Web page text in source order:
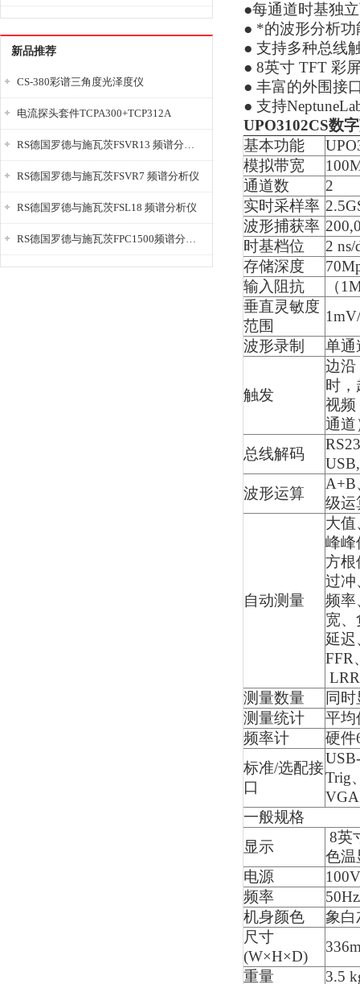
新品推荐
CS-380彩谱三角度光泽度仪
电流探头套件TCPA300+TCP312A
RS德国罗德与施瓦茨FSVR13 频谱分析仪
RS德国罗德与施瓦茨FSVR7 频谱分析仪
RS德国罗德与施瓦茨FSL18 频谱分析仪
RS德国罗德与施瓦茨FPC1500频谱分析仪
●每通道时基独
● *的波形分析功
● 支持多种总线
● 8英寸 TFT 彩
● 丰富的外围接
● 支持
UPO3102CS数
基本功能
模拟带宽
通道数
2
实时采样率
波形捕获率
时基档位
2
存储深度
输入阻抗
（
垂直灵敏度
范围
波形录制
单通
触发
边沿
时
视频
通道
总线解码
波形运算
A+B
级运
自动测量
大
峰峰
方根
过冲
频率
宽
延迟
FFR
测量数量
同
测量统计
平均
频率计
硬件
标准/选配接
口
Trig
VGA
一般规格
显示
8英
色温
电源
频率
机身颜色
象白
尺寸
(W×H×D)
重量
3.5